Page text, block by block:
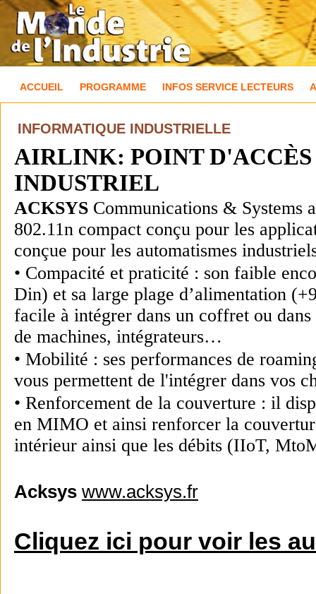
ACCUEIL PROGRAMME INFOS SERVICE LECTEURS
INFORMATIQUE INDUSTRIELLE
AIRLINK: POINT D'ACCÈS
INDUSTRIEL
ACKSYS Communications & Systems
802.11n compact conçu pour les
conçue pour les automatismes
• Compacité et praticité : son faible
Din) et sa large plage d’alimentation
facile à intégrer dans un coffret ou
de machines, intégrateurs…
• Mobilité : ses performances de
vous permettent de l'intégrer dans vos
• Renforcement de la couverture : il
en MIMO et ainsi renforcer la
intérieur ainsi que les débits (IIoT,
Acksys www.acksys.fr
Cliquez ici pour voir les